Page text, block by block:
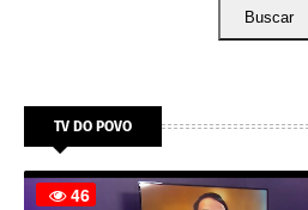
Buscar
TV DO POVO